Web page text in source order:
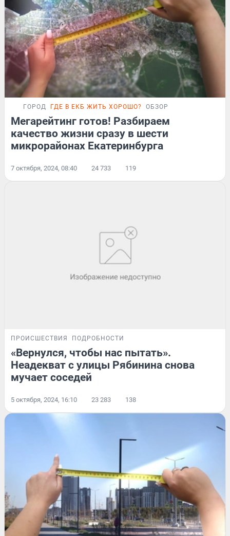
ГОРОД ГДЕ В ЕКБ ЖИТЬ ХОРОШО? ОБЗОР
Мегарейтинг готов! Разбираем
качество жизни сразу в шести
микрорайонах Екатеринбурга
7 октября, 2024, 08:40 24 733 119
ПРОИСШЕСТВИЯ ПОДРОБНОСТИ
«Вернулся, чтобы нас пытать».
Неадекват с улицы Рябинина снова
мучает соседей
5 октября, 2024, 16:10 23 283 138